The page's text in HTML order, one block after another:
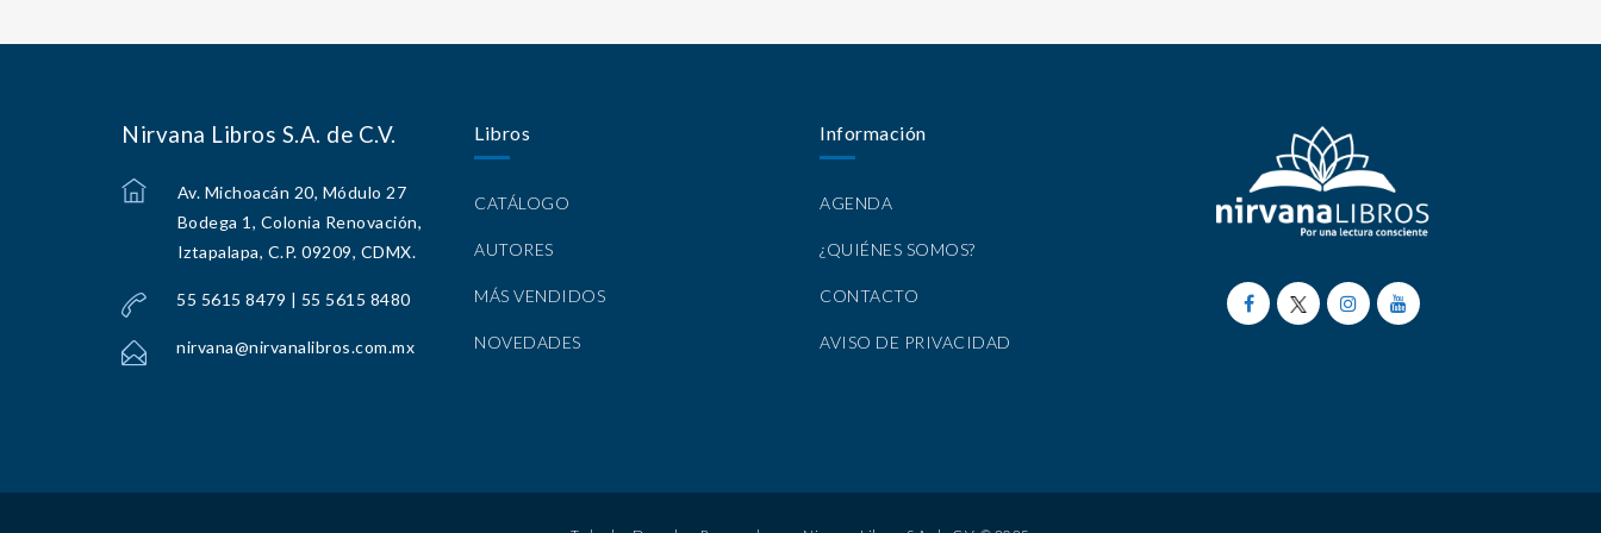
Nirvana Libros S.A. de C.V.
Av. Michoacán 20, Módulo 27
Bodega 1, Colonia Renovación,
Iztapalapa, C.P. 09209, CDMX.
55 5615 8479 | 55 5615 8480
nirvana@nirvanalibros.com.mx
Libros
CATÁLOGO
AUTORES
MÁS VENDIDOS
NOVEDADES
Información
AGENDA
¿QUIÉNES SOMOS?
CONTACTO
AVISO DE PRIVACIDAD